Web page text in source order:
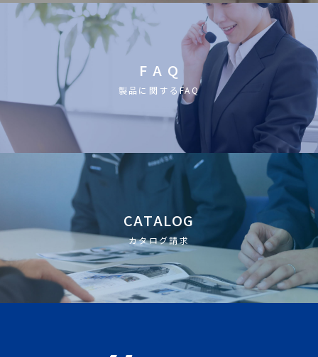
F A Q
製品に関するFAQ
CATALOG
カタログ請求